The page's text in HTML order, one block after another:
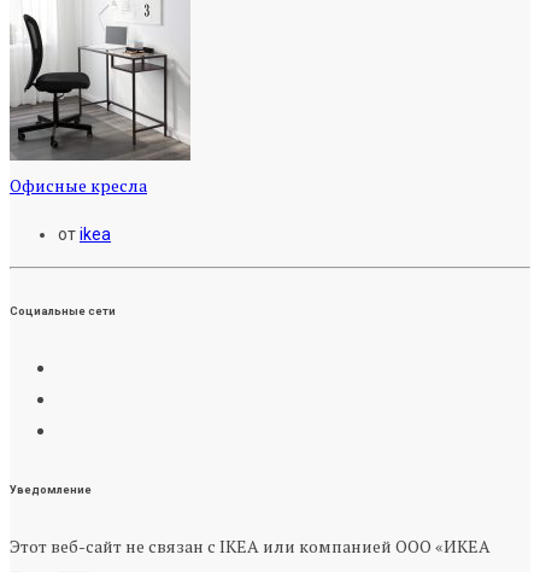
Офисные кресла
отikea
Социальные сети
Уведомление
Этот веб-сайт не связан с IKEA или компанией ООО «ИКЕА